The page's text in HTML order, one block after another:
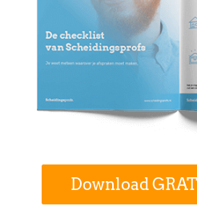
Download